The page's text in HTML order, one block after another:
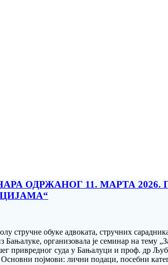
ОДРЖАНОГ 11. МАРТА
стручне обуке aдвоката, стручних
организовала је семинар на тему
привредног суда у Бањалуци и проф. др
појмови: лични подаци, посебни